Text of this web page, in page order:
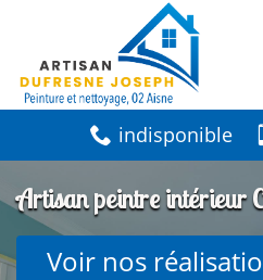
indisponible
Artisan peintre intérieur
Voir nos